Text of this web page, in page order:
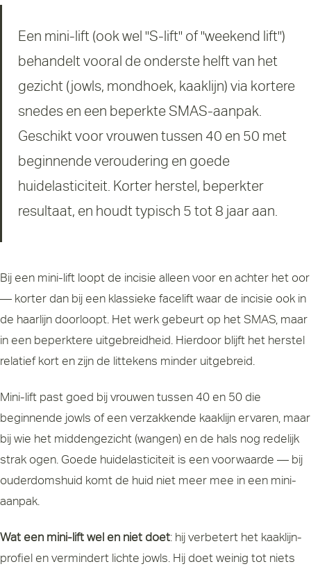
Een mini-lift (ook wel "S-lift" of "weekend lift")
behandelt vooral de onderste helft van het
gezicht (jowls, mondhoek, kaaklijn) via kortere
snedes en een beperkte SMAS-aanpak.
Geschikt voor vrouwen tussen 40 en 50 met
beginnende veroudering en goede
huidelasticiteit. Korter herstel, beperkter
resultaat, en houdt typisch 5 tot 8 jaar aan.
Bij een mini-lift loopt de incisie alleen voor en achter het oor
— korter dan bij een klassieke facelift waar de incisie ook in
de haarlijn doorloopt. Het werk gebeurt op het SMAS, maar
in een beperktere uitgebreidheid. Hierdoor blijft het herstel
relatief kort en zijn de littekens minder uitgebreid.
Mini-lift past goed bij vrouwen tussen 40 en 50 die
beginnende jowls of een verzakkende kaaklijn ervaren, maar
bij wie het middengezicht (wangen) en de hals nog redelijk
strak ogen. Goede huidelasticiteit is een voorwaarde — bij
ouderdomshuid komt de huid niet meer mee in een mini-
aanpak.
Wat een mini-lift wel en niet doet: hij verbetert het kaaklijn-
profiel en vermindert lichte jowls. Hij doet weinig tot niets